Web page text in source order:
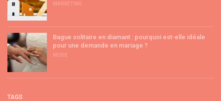
MARKETING
Bague solitaire en diamant : pourquoi est-elle idéale
pour une demande en mariage ?
MODE
TAGS